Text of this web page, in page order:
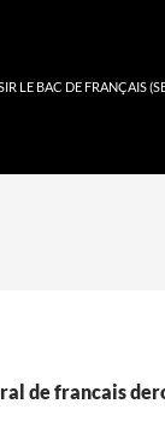
LE BAC DE FRANÇAIS
de francais